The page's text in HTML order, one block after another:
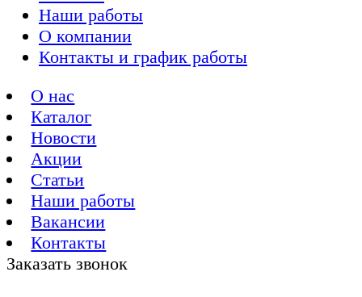
Наши работы
О компании
Контакты и график работы
О нас
Каталог
Новости
Акции
Статьи
Наши работы
Вакансии
Контакты
Заказать звонок